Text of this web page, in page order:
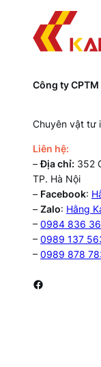
Công ty
Chuyên vật tư
Liên hệ:
–Địa chỉ: 352
TP. Hà Nội
– Facebook:
– Zalo: Hằng
– 0984 836
– 0989 137
– 0989 878
Facebook